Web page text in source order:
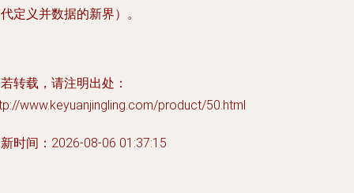
定义并数据的新界）。
转载，请注明出处：
www.keyuanjingling.com/product/50.html
时间：2026-08-06 01:37:15